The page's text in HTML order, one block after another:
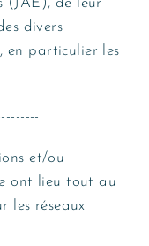
divers
en particulier les
et/ou
ont lieu tout au
les réseaux